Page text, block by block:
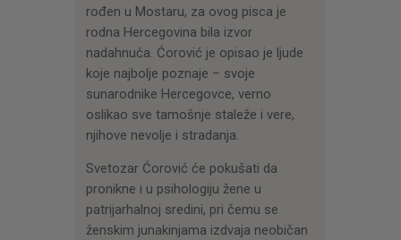
rođen u Mostaru, za ovog pisca je
rodna Hercegovina bila izvor
nadahnuća. Ćorović je opisao je ljude
koje najbolje poznaje – svoje
sunarodnike Hercegovce, verno
oslikao sve tamošnje staleže i vere,
njihove nevolje i stradanja.
Svetozar Ćorović će pokušati da
pronikne i u psihologiju žene u
patrijarhalnoj sredini, pri čemu se
ženskim junakinjama izdvaja neobičan